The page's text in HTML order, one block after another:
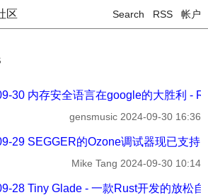
区 Search RSS 帐户
30 内存安全语言在google的大胜利 -
gensmusic 2024-09-30 16:36
29 SEGGER的Ozone调试器现已支持
Mike Tang 2024-09-30 10:14
28 Tiny Glade - 一款Rust开发的放松